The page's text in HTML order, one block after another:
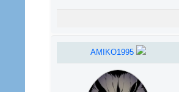
AMIKO1995